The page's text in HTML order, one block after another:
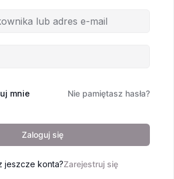
mnie Nie pamiętasz hasła?
Zaloguj się
jeszcze konta?Zarejestruj się